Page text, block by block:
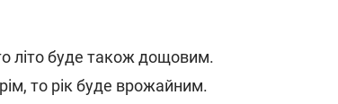
літо буде також дощовим.
то рік буде врожайним.